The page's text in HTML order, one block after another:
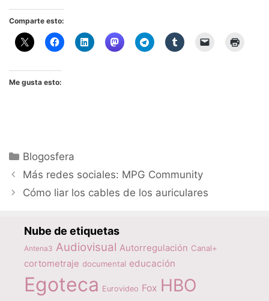
Comparte esto:
Me gusta esto:
Categorías
Blogosfera
Más redes sociales: MPG Community
Cómo liar los cables de los auriculares
Nube de etiquetas
Antena3 Audiovisual Autorregulación Canal+
cortometraje documental educación
Egoteca Eurovideo Fox HBO